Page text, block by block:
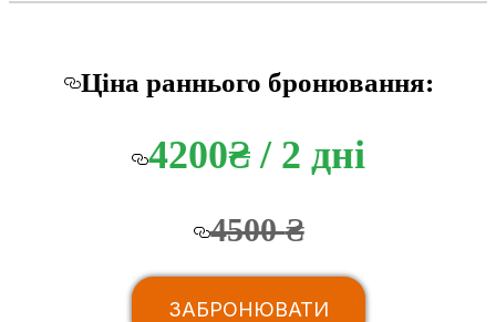
Ціна раннього бронювання:
4200₴ / 2 дні
4500₴
ЗАБРОНЮВАТИ